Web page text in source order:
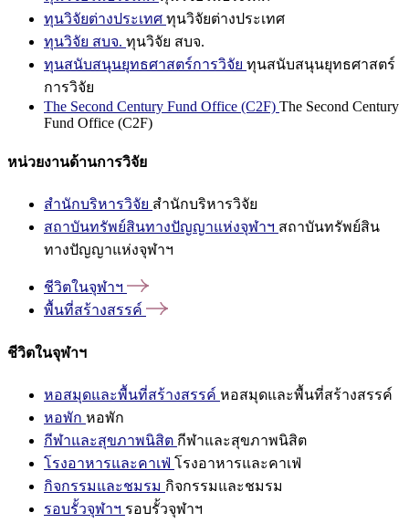
ทุนวิจัยต่างประเทศ ทุนวิจัยต่างประเทศ
ทุนวิจัย สบจ. ทุนวิจัย สบจ.
ทุนสนับสนุนยุทธศาสตร์การวิจัย ทุนสนับสนุนยุทธศาสตร์
การวิจัย
The Second Century Fund Office (C2F) The Second Century
Fund Office (C2F)
หน่วยงานด้านการวิจัย
สำนักบริหารวิจัย สำนักบริหารวิจัย
สถาบันทรัพย์สินทางปัญญาแห่งจุฬาฯ สถาบันทรัพย์สิน
ทางปัญญาแห่งจุฬาฯ
ชีวิตในจุฬาฯ
พื้นที่สร้างสรรค์
ชีวิตในจุฬาฯ
หอสมุดและพื้นที่สร้างสรรค์ หอสมุดและพื้นที่สร้างสรรค์
หอพัก หอพัก
กีฬาและสุขภาพนิสิต กีฬาและสุขภาพนิสิต
โรงอาหารและคาเฟ่ โรงอาหารและคาเฟ่
กิจกรรมและชมรม กิจกรรมและชมรม
รอบรั้วจุฬาฯ รอบรั้วจุฬาฯ